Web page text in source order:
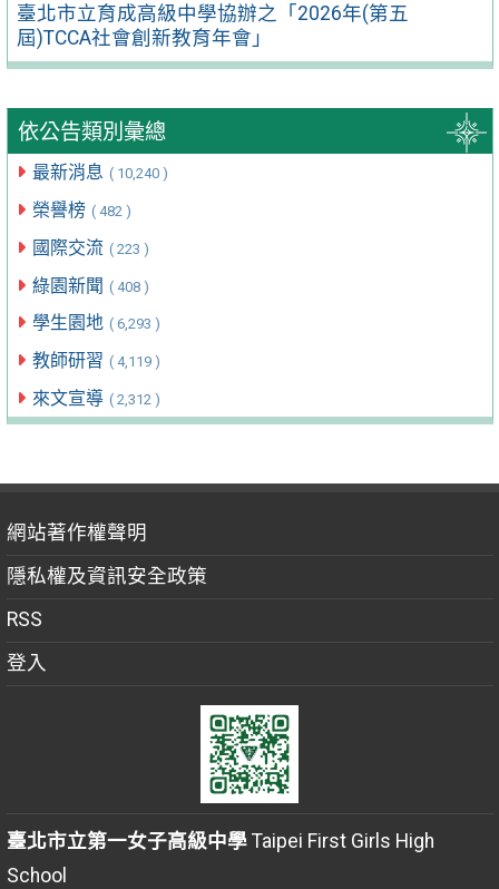
臺北市立育成高級中學協辦之「2026年(第五
屆)TCCA社會創新教育年會」
依公告類別彙總
最新消息 ( 10,240 )
榮譽榜 ( 482 )
國際交流 ( 223 )
綠園新聞 ( 408 )
學生園地 ( 6,293 )
教師研習 ( 4,119 )
來文宣導 ( 2,312 )
網站著作權聲明
隱私權及資訊安全政策
RSS
登入
臺北市立第一女子高級中學Taipei First Girls High
School